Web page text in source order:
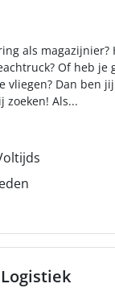
als magazijnier?
Of heb je
vliegen? Dan ben
zoeken! Als...